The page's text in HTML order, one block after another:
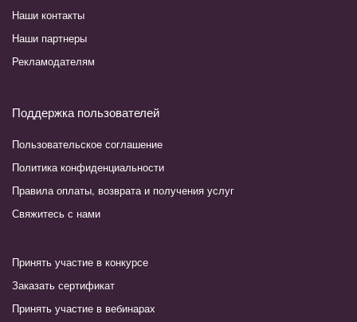
Наши контакты
Наши партнеры
Рекламодателям
Поддержка пользователей
Пользовательское соглашение
Политика конфиденциальности
Правила оплаты, возврата и получения услуг
Свяжитесь с нами
Принять участие в конкурсе
Заказать сертификат
Принять участие в вебинарах